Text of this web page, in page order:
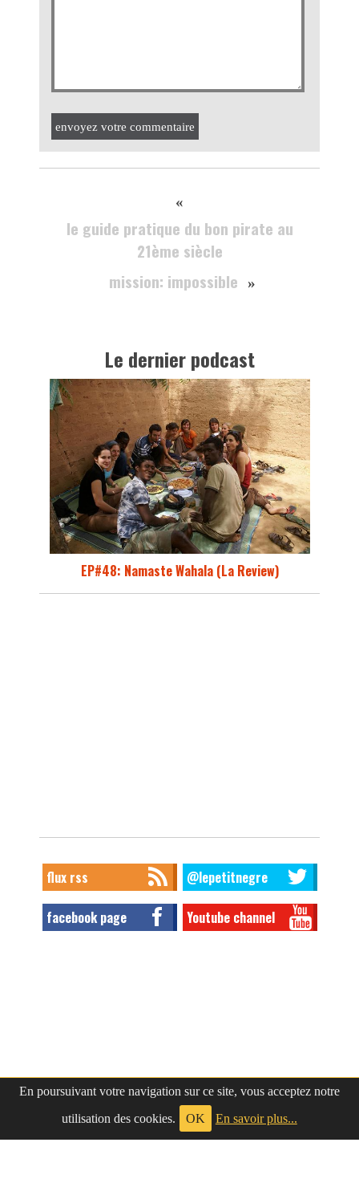
En poursuivant votre navigation sur ce site, vous acceptez notre
utilisation des cookies.
OK En savoir plus...
envoyez votre commentaire
«
le guide pratique du bon pirate au
21ème siècle
mission: impossible
»
Le dernier podcast
EP#48: Namaste Wahala (La Review)
flux rss @lepetitnegre
facebook page Youtube channel